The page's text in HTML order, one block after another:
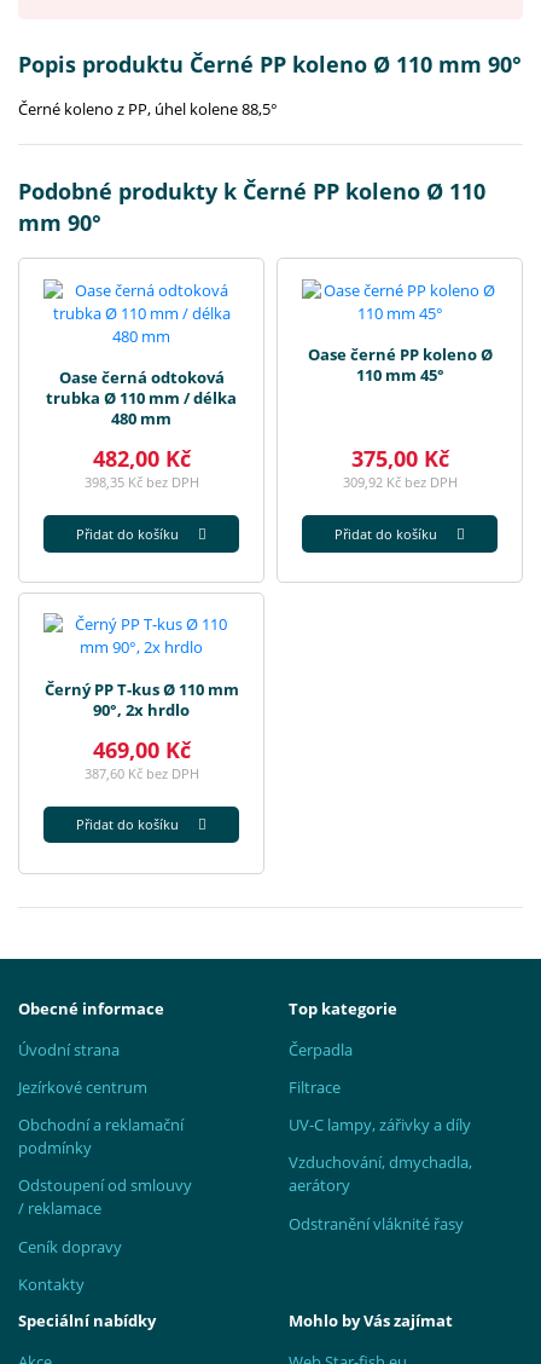
Popis produktu Černé PP koleno Ø 110 mm 90°
Černé koleno z PP, úhel kolene 88,5°
Podobné produkty k Černé PP koleno Ø 110
mm 90°
Oase černá odtoková
trubka Ø 110 mm / délka
480 mm
482,00 Kč
398,35 Kč bez DPH
Přidat do košíku
Oase černé PP koleno Ø
110 mm 45°
375,00 Kč
309,92 Kč bez DPH
Přidat do košíku
Černý PP T-kus Ø 110 mm
90°, 2x hrdlo
469,00 Kč
387,60 Kč bez DPH
Přidat do košíku
Obecné informace
Úvodní strana
Jezírkové centrum
Obchodní a reklamační
podmínky
Odstoupení od smlouvy
/ reklamace
Ceník dopravy
Kontakty
Top kategorie
Čerpadla
Filtrace
UV-C lampy, zářivky a díly
Vzduchování, dmychadla,
aerátory
Odstranění vláknité řasy
Speciální nabídky
Mohlo by Vás zajímat